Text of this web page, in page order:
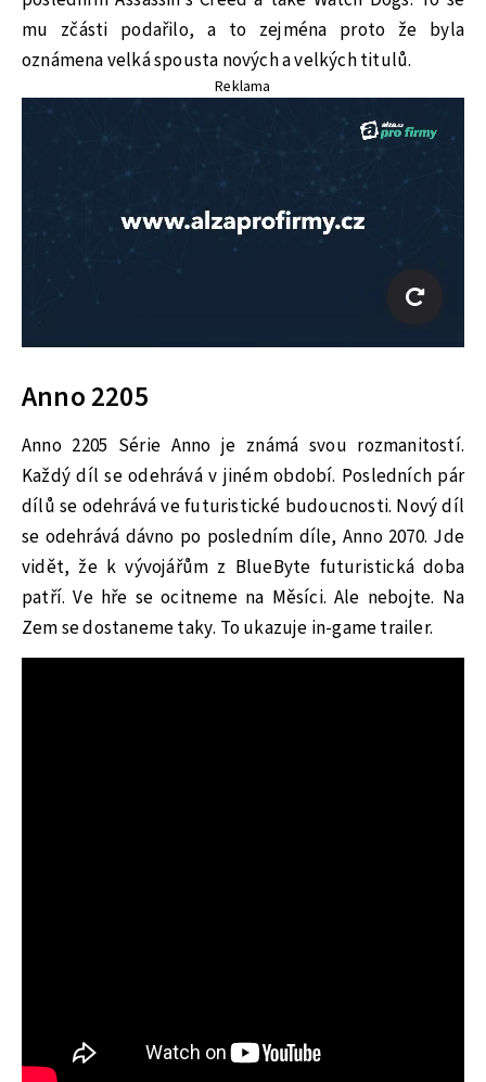
mu zčásti podařilo, a to zejména proto že byla
oznámena velká spousta nových a velkých titulů.
Reklama
Anno 2205
Anno 2205 Série Anno je známá svou rozmanitostí.
Každý díl se odehrává v jiném období. Posledních pár
dílů se odehrává ve futuristické budoucnosti. Nový díl
se odehrává dávno po posledním díle, Anno 2070. Jde
vidět, že k vývojářům z BlueByte futuristická doba
patří. Ve hře se ocitneme na Měsíci. Ale nebojte. Na
Zem se dostaneme taky. To ukazuje in-game trailer.